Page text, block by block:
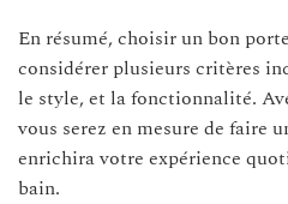
En résumé, choisir un bon
considérer plusieurs critères
le style, et la fonctionnalité.
vous serez en mesure de faire
enrichira votre expérience
bain.